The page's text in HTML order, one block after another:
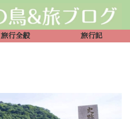
旅行全般 旅行記